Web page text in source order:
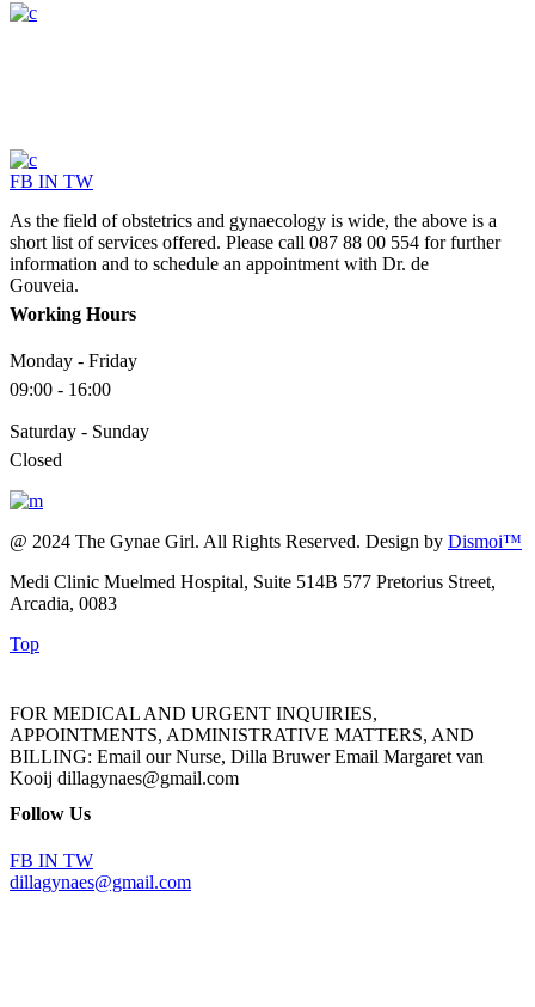
FB IN TW
As the field of obstetrics and gynaecology is wide, the above is a
short list of services offered. Please call 087 88 00 554 for further
information and to schedule an appointment with Dr. de
Gouveia.
Working Hours
Monday - Friday
09:00 - 16:00
Saturday - Sunday
Closed
@ 2024 The Gynae Girl. All Rights Reserved. Design by Dismoi™
Medi Clinic Muelmed Hospital, Suite 514B 577 Pretorius Street,
Arcadia, 0083
Top
FOR MEDICAL AND URGENT INQUIRIES,
APPOINTMENTS, ADMINISTRATIVE MATTERS, AND
BILLING: Email our Nurse, Dilla Bruwer Email Margaret van
Kooij dillagynaes@gmail.com
Follow Us
FB IN TW
dillagynaes@gmail.com